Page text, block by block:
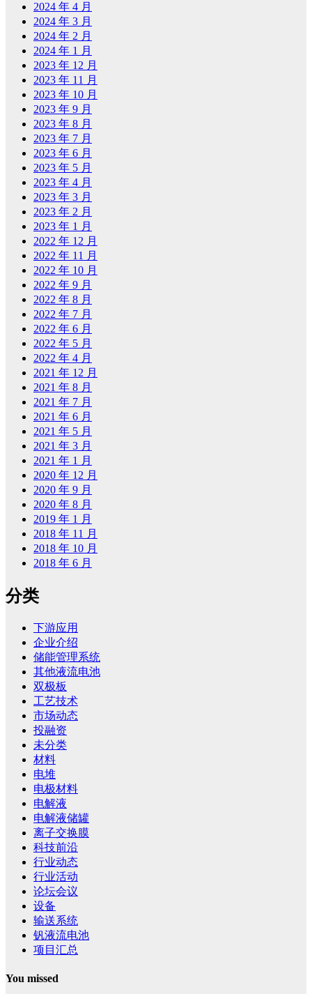
2024 年 4 月
2024 年 3 月
2024 年 2 月
2024 年 1 月
2023 年 12 月
2023 年 11 月
2023 年 10 月
2023 年 9 月
2023 年 8 月
2023 年 7 月
2023 年 6 月
2023 年 5 月
2023 年 4 月
2023 年 3 月
2023 年 2 月
2023 年 1 月
2022 年 12 月
2022 年 11 月
2022 年 10 月
2022 年 9 月
2022 年 8 月
2022 年 7 月
2022 年 6 月
2022 年 5 月
2022 年 4 月
2021 年 12 月
2021 年 8 月
2021 年 7 月
2021 年 6 月
2021 年 5 月
2021 年 3 月
2021 年 1 月
2020 年 12 月
2020 年 9 月
2020 年 8 月
2019 年 1 月
2018 年 11 月
2018 年 10 月
2018 年 6 月
分类
下游应用
企业介绍
储能管理系统
其他液流电池
双极板
工艺技术
市场动态
投融资
未分类
材料
电堆
电极材料
电解液
电解液储罐
离子交换膜
科技前沿
行业动态
行业活动
论坛会议
设备
输送系统
钒液流电池
项目汇总
You missed